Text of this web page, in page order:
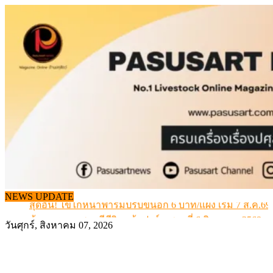
content
NEWS UPDATE
สกัดลักลอบนำเข้าเอ็นโคแช่แข็งกว่า 12.6 ตัน สมุทรสาคร
เมื่อเกษตรกรถูกมองเป็นผู้ร้ายเบื้องหลังราคาหมูที่สังคมไม่
สุดอั้น! ไข่ไก่หน้าฟาร์มปรับขึ้นอีก 6 บาท/แผง เริ่ม 7 ส.ค.69
ข้อมูลราคา สุกรมีชีวิตหน้าฟาร์ม พระที่ 6 สิงหาคม 2569
เดินหน้าดัน “ราคากลางโคเนื้อ” แก้ปัญหาราคาโคเนื้อตก
วันศุกร์, สิงหาคม 07, 2026